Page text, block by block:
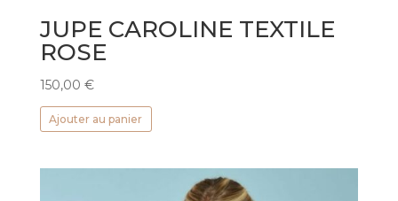
JUPE CAROLINE TEXTILE
ROSE
150,00 €
Ajouter au panier